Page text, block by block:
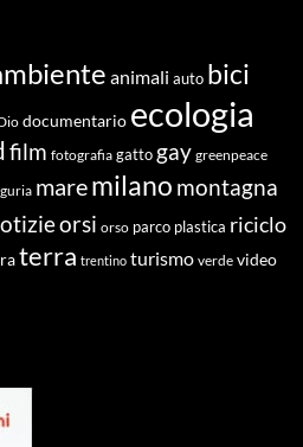
animali auto bici
documentario ecologia
film fotografia gatto gay greenpeace
maremilano montagna
orsi orso parco plastica riciclo
terra trentino turismo verde video